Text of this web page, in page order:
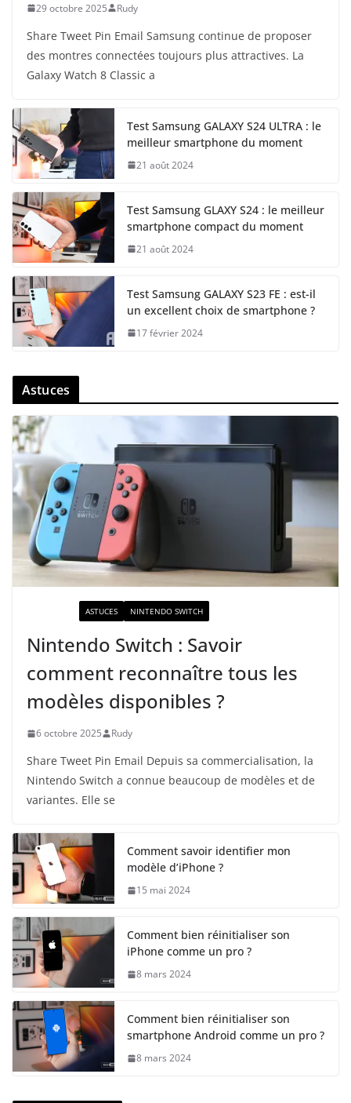
29 octobre 2025 Rudy
Share Tweet Pin Email Samsung continue de proposer
des montres connectées toujours plus attractives. La
Galaxy Watch 8 Classic a
Test Samsung GALAXY S24 ULTRA : le
meilleur smartphone du moment
21 août 2024
Test Samsung GLAXY S24 : le meilleur
smartphone compact du moment
21 août 2024
Test Samsung GALAXY S23 FE : est-il
un excellent choix de smartphone ?
17 février 2024
Astuces
ASTUCES NINTENDO SWITCH
Nintendo Switch : Savoir
comment reconnaître tous les
modèles disponibles ?
6 octobre 2025 Rudy
Share Tweet Pin Email Depuis sa commercialisation, la
Nintendo Switch a connue beaucoup de modèles et de
variantes. Elle se
Comment savoir identifier mon
modèle d’iPhone ?
15 mai 2024
Comment bien réinitialiser son
iPhone comme un pro ?
8 mars 2024
Comment bien réinitialiser son
smartphone Android comme un pro ?
8 mars 2024